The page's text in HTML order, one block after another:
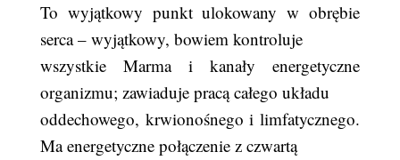
To wyjątkowy punkt ulokowany w obrębie
serca – wyjątkowy, bowiem kontroluje
wszystkie Marma i kanały energetyczne
organizmu; zawiaduje pracą całego układu
oddechowego, krwionośnego i limfatycznego.
Ma energetyczne połączenie z czwartą